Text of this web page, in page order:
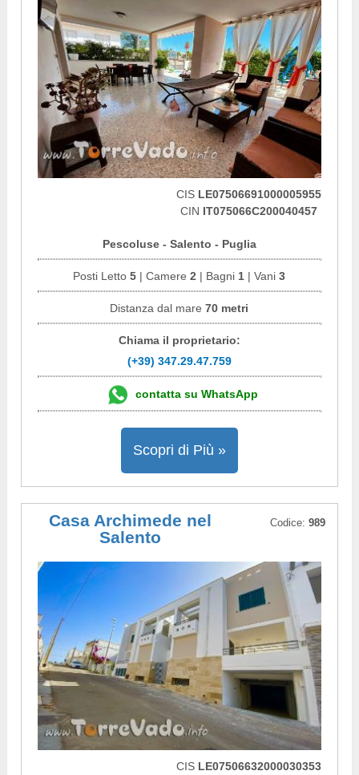
CIS LE07506691000005955
CIN IT075066C200040457
Pescoluse - Salento - Puglia
Posti Letto5 | Camere2 | Bagni 1 | Vani3
Distanza dal mare70 metri
Chiama il proprietario:
(+39) 347.29.47.759
contatta su WhatsApp
Scopri di Più »
Casa Archimede nel
Salento
Codice: 989
CIS LE07506632000030353